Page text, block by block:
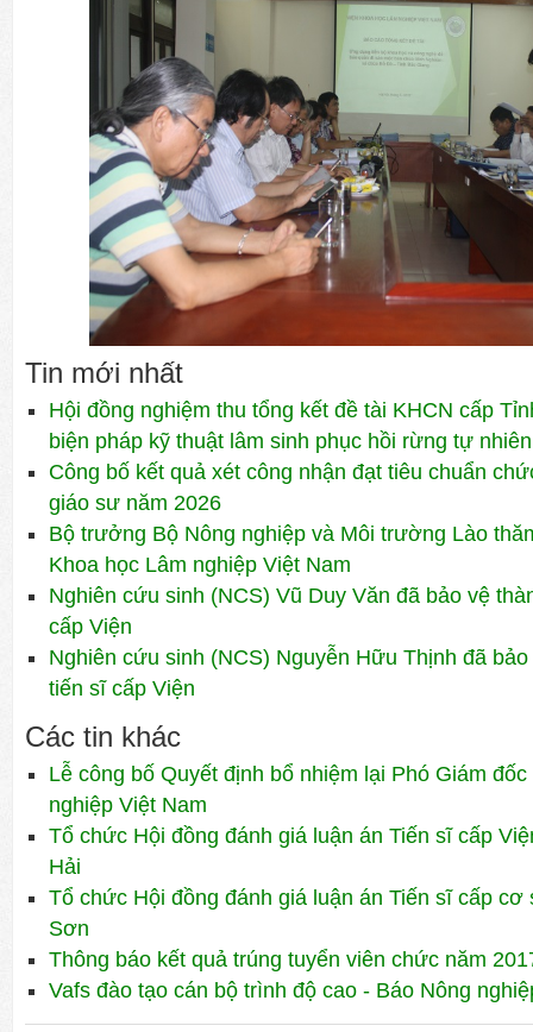
Tin mới nhất
Hội đồng nghiệm thu tổng kết đề tài KHCN cấp
biện pháp kỹ thuật lâm sinh phục hồi rừng tự
Công bố kết quả xét công nhận đạt tiêu chuẩn
giáo sư năm 2026
Bộ trưởng Bộ Nông nghiệp và Môi trường Lào
Khoa học Lâm nghiệp Việt Nam
Nghiên cứu sinh (NCS) Vũ Duy Văn đã bảo vệ
cấp Viện
Nghiên cứu sinh (NCS) Nguyễn Hữu Thịnh đã
tiến sĩ cấp Viện
Các tin khác
Lễ công bố Quyết định bổ nhiệm lại Phó Giám
nghiệp Việt Nam
Tổ chức Hội đồng đánh giá luận án Tiến sĩ cấp
Hải
Tổ chức Hội đồng đánh giá luận án Tiến sĩ cấp
Sơn
Thông báo kết quả trúng tuyển viên chức năm
Vafs đào tạo cán bộ trình độ cao - Báo Nông